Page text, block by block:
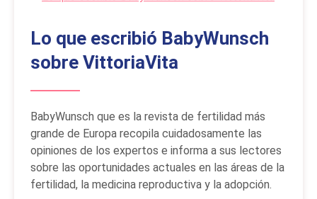
Lo que escribió BabyWunsch
sobre VittoriaVita
BabyWunsch que es la revista de fertilidad más
grande de Europa recopila cuidadosamente las
opiniones de los expertos e informa a sus lectores
sobre las oportunidades actuales en las áreas de la
fertilidad, la medicina reproductiva y la adopción.